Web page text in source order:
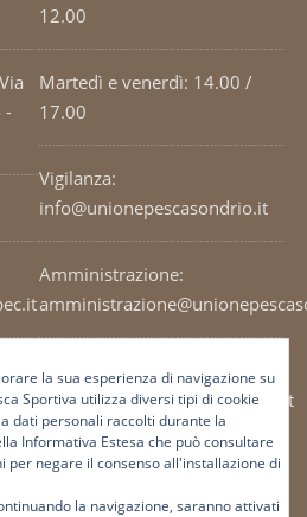
-
12.00
Martedì e venerdì: 14.00 /
17.00
Vigilanza:
info@unionepescasondrio.it
Amministrazione:
Ufficio tecnico:
tecnico@unionepescasondrio.it
Informazioni:
info@unionepescasondrio.it
la sua esperienza di navigazione su
Sportiva utilizza diversi tipi di cookie
dati personali raccolti durante la
Informativa Estesa che può consultare
per negare il consenso all'installazione di
la navigazione, saranno attivati